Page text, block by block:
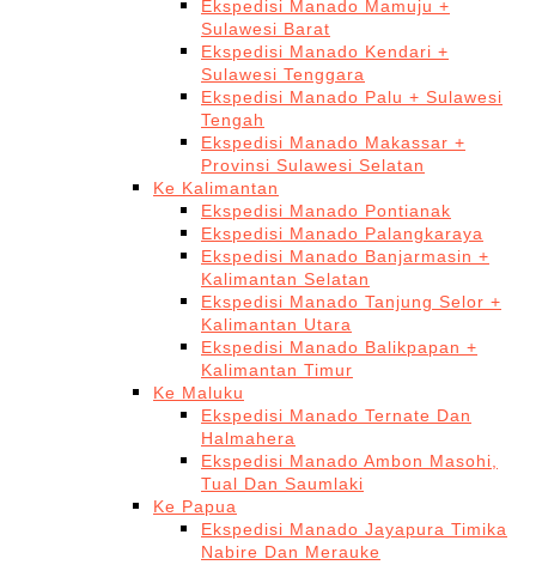
Ekspedisi Manado Mamuju +
Sulawesi Barat
Ekspedisi Manado Kendari +
Sulawesi Tenggara
Ekspedisi Manado Palu + Sulawesi
Tengah
Ekspedisi Manado Makassar +
Provinsi Sulawesi Selatan
Ke Kalimantan
Ekspedisi Manado Pontianak
Ekspedisi Manado Palangkaraya
Ekspedisi Manado Banjarmasin +
Kalimantan Selatan
Ekspedisi Manado Tanjung Selor +
Kalimantan Utara
Ekspedisi Manado Balikpapan +
Kalimantan Timur
Ke Maluku
Ekspedisi Manado Ternate Dan
Halmahera
Ekspedisi Manado Ambon Masohi,
Tual Dan Saumlaki
Ke Papua
Ekspedisi Manado Jayapura Timika
Nabire Dan Merauke